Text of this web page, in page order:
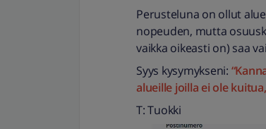
Perusteluna on ollut
nopeuden, mutta
vaikka oikeasti on) saa
Syys kysymykseni:
alueille joilla ei ole
T: Tuokki